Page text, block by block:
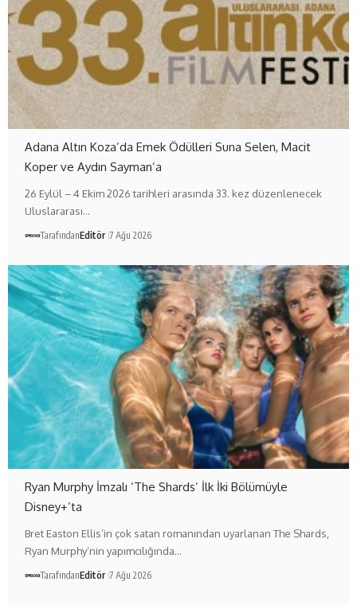
Adana Altın Koza’da Emek Ödülleri Suna Selen, Macit
Koper ve Aydın Sayman’a
26 Eylül – 4 Ekim 2026 tarihleri arasında 33. kez düzenlenecek
Uluslararası…
TarafındanEditör 7 Ağu 2026
Ryan Murphy İmzalı ‘The Shards’ İlk İki Bölümüyle
Disney+’ta
Bret Easton Ellis’in çok satan romanından uyarlanan The Shards,
Ryan Murphy’nin yapımcılığında…
TarafındanEditör 7 Ağu 2026